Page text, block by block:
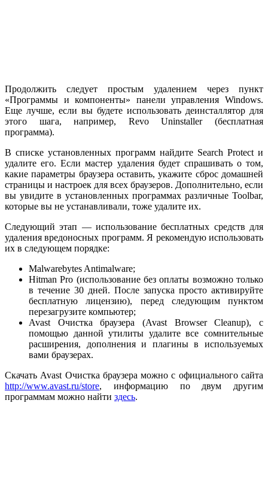
Продолжить следует простым удалением через пункт
«Программы и компоненты» панели управления Windows.
Еще лучше, если вы будете использовать деинсталлятор для
этого шага, например, Revo Uninstaller (бесплатная
программа).
В списке установленных программ найдите Search Protect и
удалите его. Если мастер удаления будет спрашивать о том,
какие параметры браузера оставить, укажите сброс домашней
страницы и настроек для всех браузеров. Дополнительно, если
вы увидите в установленных программах различные Toolbar,
которые вы не устанавливали, тоже удалите их.
Следующий этап — использование бесплатных средств для
удаления вредоносных программ. Я рекомендую использовать
их в следующем порядке:
Malwarebytes Antimalware;
Hitman Pro (использование без оплаты возможно только
в течение 30 дней. После запуска просто активируйте
бесплатную лицензию), перед следующим пунктом
перезагрузите компьютер;
Avast Очистка браузера (Avast Browser Cleanup), с
помощью данной утилиты удалите все сомнительные
расширения, дополнения и плагины в используемых
вами браузерах.
Скачать Avast Очистка браузера можно с официального сайта
http://www.avast.ru/store, информацию по двум другим
программам можно найти здесь.